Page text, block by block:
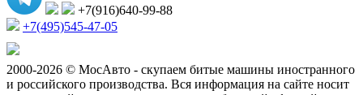
+7(916)640-99-88
+7(495)545-47-05
2000-2026 © МосАвто - скупаем битые машины иностранного
и российского производства. Вся информация на сайте носит